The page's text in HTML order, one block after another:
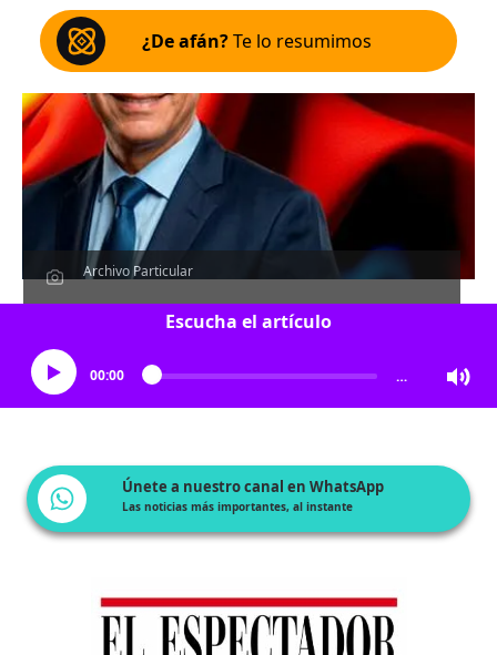
¿De afán?Te lo resumimos
Archivo Particular
Escucha el artículo
00:00 …
Únete a nuestro canal en WhatsApp
Las noticias más importantes, al instante